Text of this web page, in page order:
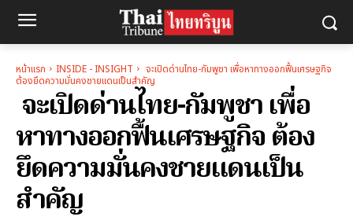
หน้าแรก INSIDE - INSIGHT
จะเปิดด่านไทย-กัมพูชา เพื่อหาทางออกฟื้นเศรษฐกิจ
ต้องยึดความมั่นคงชายแดนเป็นสำคัญ
จะเปิดด่านไทย-กัมพูชา เพื่อ
หาทางออกฟื้นเศรษฐกิจ ต้อง
ยึดความมั่นคงชายแดนเป็น
สำคัญ